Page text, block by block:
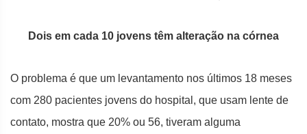
Dois em cada 10 jovens têm alteração na córnea
O problema é que um levantamento nos últimos 18 meses
com 280 pacientes jovens do hospital, que usam lente de
contato, mostra que 20% ou 56, tiveram alguma